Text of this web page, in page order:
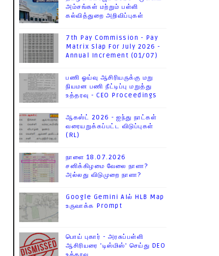
அம்சங்கள் மற்றும் பள்ளி
கல்வித்துறை அறிவிப்புகள்
7th Pay Commission - Pay
Matrix Slap For July 2026 -
Annual Increment (01/07)
பணி ஓய்வு ஆசிரியருக்கு மறு
நியமன பணி நீட்டிப்பு மறுத்து
உத்தரவு - CEO Proceedings
ஆகஸ்ட் 2026 - ஐந்து நாட்கள்
வரையறுக்கப்பட்ட விடுப்புகள்
(RL)
நாளை 18.07.2026
சனிக்கிழமை வேலை நாளா?
அல்லது விடுமுறை நாளா?
Google Gemini AIல் HLB Map
உருவாக்க Prompt
பொய் புகார் - அரசுப்பள்ளி
ஆசிரியரை 'டிஸ்மிஸ்' செய்து DEO